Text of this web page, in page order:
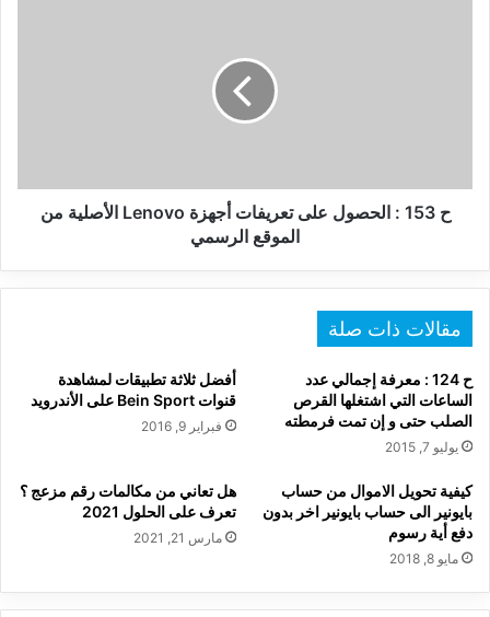
الأصلية
ح 153 : الحصول على تعريفات أجهزة Lenovo الأصلية من
الموقع الرسمي
مقالات ذات صلة
ح 124 : معرفة إجمالي عدد
الساعات التي اشتغلها القرص
الصلب حتى و إن تمت فرمطته
يوليو 7, 2015
أفضل ثلاثة تطبيقات لمشاهدة
قنوات Bein Sport على الأندرويد
فبراير 9, 2016
كيفية تحويل الاموال من حساب
بايونير الى حساب بايونير اخر بدون
دفع أية رسوم
مايو 8, 2018
هل تعاني من مكالمات رقم مزعج ؟
تعرف على الحلول 2021
مارس 21, 2021